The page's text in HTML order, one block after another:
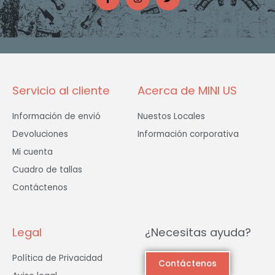
c
e
b
o
o
s
t
a
g
r
i
t
t
e
Servicio al cliente
Información de envió
Devoluciones
Mi cuenta
Cuadro de tallas
Contáctenos
Acerca de MINI US
Nuestos Locales
Información corporativa
Legal
Política de Privacidad
¿Necesitas ayuda?
Contáctenos